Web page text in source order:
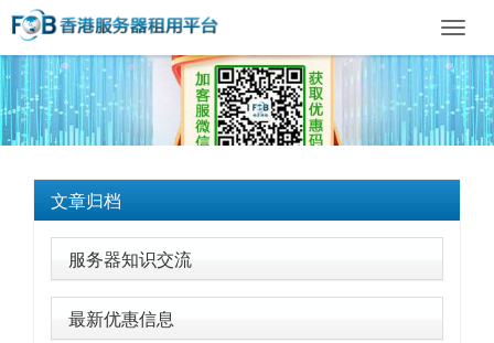
文章归档
服务器知识交流
最新优惠信息